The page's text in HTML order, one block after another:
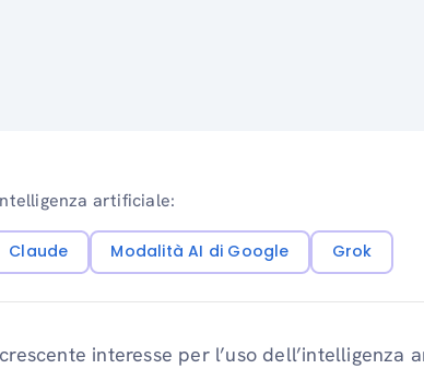
artificiale:
Claude Modalità AI di Google Grok
interesse per l’uso dell’intelligenza